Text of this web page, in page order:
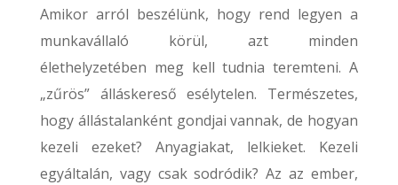
Amikor arról beszélünk, hogy rend legyen a
munkavállaló körül, azt minden
élethelyzetében meg kell tudnia teremteni. A
„zűrös” álláskereső esélytelen. Természetes,
hogy állástalanként gondjai vannak, de hogyan
kezeli ezeket? Anyagiakat, lelkieket. Kezeli
egyáltalán, vagy csak sodródik? Az az ember,